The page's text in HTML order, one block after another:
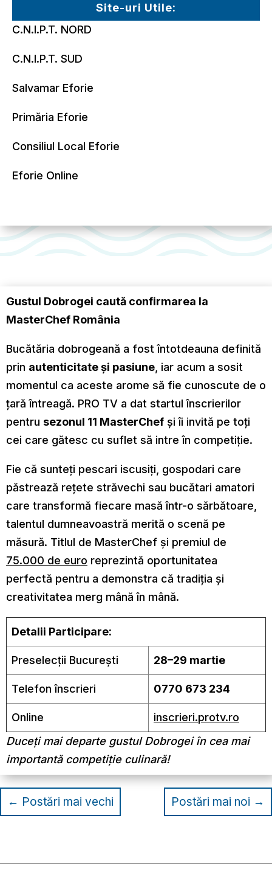
Site-uri Utile:
C.N.I.P.T. NORD
C.N.I.P.T. SUD
Salvamar Eforie
Primăria Eforie
Consiliul Local Eforie
Eforie Online
Gustul Dobrogei caută confirmarea la
MasterChef România
Bucătăria dobrogeană a fost întotdeauna definită
prin autenticitate și pasiune , iar acum a sosit
momentul ca aceste arome să fie cunoscute de o
țară întreagă. PRO TV a dat startul înscrierilor
pentru sezonul 11 MasterChef și îi invită pe toți
cei care gătesc cu suflet să intre în competiție.
Fie că sunteți pescari iscusiți, gospodari care
păstrează rețete străvechi sau bucătari amatori
care transformă fiecare masă într-o sărbătoare,
talentul dumneavoastră merită o scenă pe
măsură. Titlul de MasterChef și premiul de
75.000 de euro reprezintă oportunitatea
perfectă pentru a demonstra că tradiția și
creativitatea merg mână în mână.
Detalii Participare:
Preselecții București 28–29 martie
Telefon înscrieri 0770 673 234
Online
inscrieri.protv.ro
Duceți mai departe gustul Dobrogei în cea mai
importantă competiție culinară!
← Postări mai vechi Postări mai noi →